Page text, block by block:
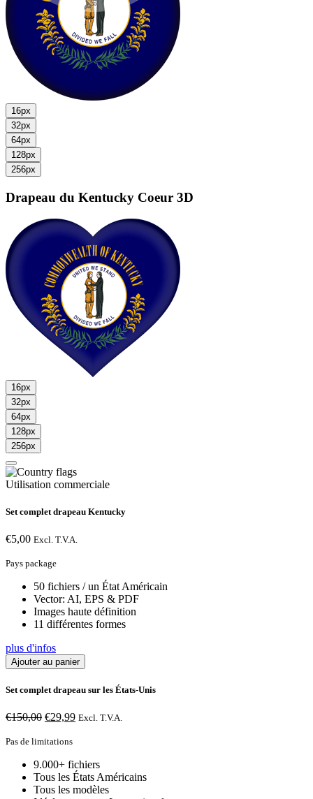
16px
32px
64px
128px
256px
Drapeau du Kentucky Coeur 3D
16px
32px
64px
128px
256px
Utilisation commerciale
Set complet drapeau Kentucky
€5,00 Excl. T.V.A.
Pays package
50 fichiers / un État Américain
Vector: AI, EPS & PDF
Images haute définition
11 différentes formes
plus d'infos
Ajouter au panier
Set complet drapeau sur les États-Unis
€150,00 Le
initial
€150,00.
€29,99Le
€29,99.
Excl. T.V.A.
Pas de limitations
9.000+ fichiers
Tous les États Américains
Tous les modèles